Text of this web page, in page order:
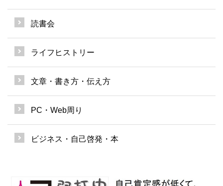
読書会
ライフヒストリー
文章・書き方・伝え方
PC・Web周り
ビジネス・自己啓発・本